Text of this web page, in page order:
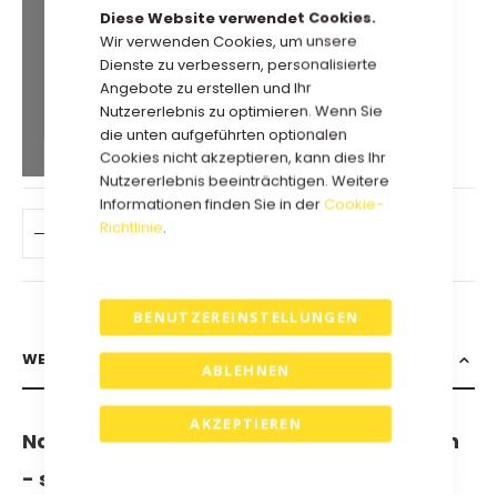
Diese Website verwendet Cookies.
Wir verwenden Cookies, um unsere
Dienste zu verbessern, personalisierte
Angebote zu erstellen und Ihr
Nutzererlebnis zu optimieren. Wenn Sie
die unten aufgeführten optionalen
Cookies nicht akzeptieren, kann dies Ihr
Nutzererlebnis beeinträchtigen. Weitere
Informationen finden Sie in derCookie-
Richtlinie.
AKZEPTIEREN
BENUTZEREINSTELLUNGEN
ABLEHNEN
5%
Kauf 5 für155,48 €jeweils und
8%
Kauf 10 für152,10 €jeweils und
10%
WEITERE INFORMATIONEN
Nachhaltige Weinflaschenverpackungen
- stilvoll, stabil und umweltfreundlich.